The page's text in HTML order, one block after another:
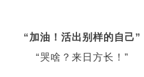
“加油！活出别样的自己”
“哭啥？来日方长！”